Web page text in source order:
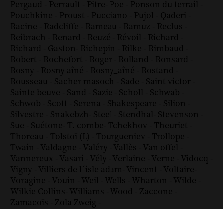
Pergaud - Perrault - Pitre- Poe - Ponson du terrail -
Pouchkine - Proust - Pucciano - Pujol - Qaderi -
Racine - Radcliffe - Rameau - Ramuz - Reclus -
Reibrach - Renard - Reuzé - Révoil - Richard -
Richard - Gaston- Richepin - Rilke - Rimbaud -
Robert - Rochefort - Roger - Rolland - Ronsard -
Rosny - Rosny aîné - Rosny_aîné - Rostand -
Rousseau - Sacher masoch - Sade - Saint victor -
Sainte beuve - Sand - Sazie - Scholl - Schwab -
Schwob - Scott - Serena - Shakespeare - Silion -
Silvestre - Snakebzh- Steel - Stendhal- Stevenson -
Sue - Suétone- T. combe- Tchekhov - Theuriet -
Thoreau - Tolstoï (L) - Tourgueniev - Trollope -
Twain - Valdagne - Valéry - Vallès - Van offel -
Vannereux - Vasari - Vély - Verlaine - Verne - Vidocq -
Vigny - Villiers de l´isle adam- Vincent - Voltaire-
Voragine - Vouin - Weil - Wells - Wharton - Wilde -
Wilkie Collins- Williams - Wood - Zaccone -
Zamacoïs - Zola Zweig -